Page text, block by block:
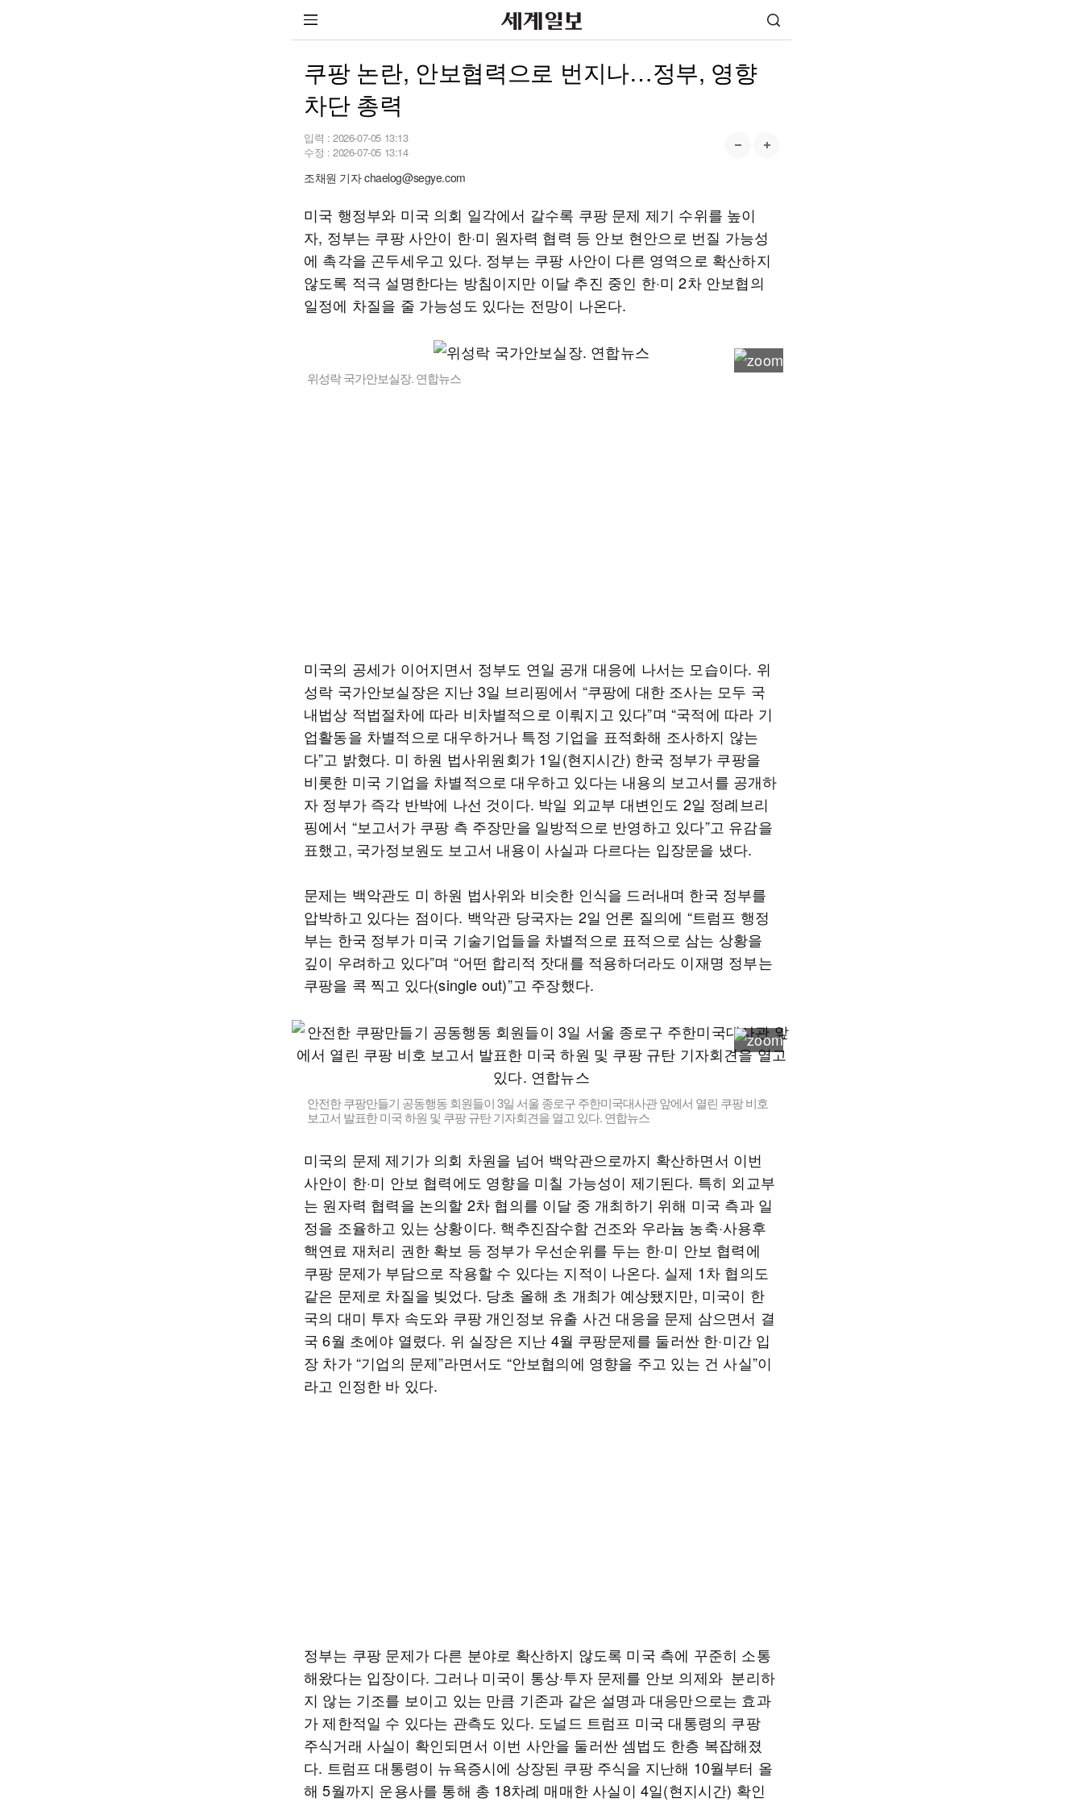
쿠팡 논란, 안보협력으로 번지나…정부, 영향
차단 총력
입력 : 2026-07-05 13:13
수정 : 2026-07-05 13:14
조채원 기자 chaelog@segye.com
미국 행정부와 미국 의회 일각에서 갈수록 쿠팡 문제 제기 수위를 높이
자, 정부는 쿠팡 사안이 한·미 원자력 협력 등 안보 현안으로 번질 가능성
에 촉각을 곤두세우고 있다. 정부는 쿠팡 사안이 다른 영역으로 확산하지
않도록 적극 설명한다는 방침이지만 이달 추진 중인 한·미 2차 안보협의
일정에 차질을 줄 가능성도 있다는 전망이 나온다.
위성락 국가안보실장. 연합뉴스
미국의 공세가 이어지면서 정부도 연일 공개 대응에 나서는 모습이다. 위
성락 국가안보실장은 지난 3일 브리핑에서 “쿠팡에 대한 조사는 모두 국
내법상 적법절차에 따라 비차별적으로 이뤄지고 있다”며 “국적에 따라 기
업활동을 차별적으로 대우하거나 특정 기업을 표적화해 조사하지 않는
다”고 밝혔다. 미 하원 법사위원회가 1일(현지시간) 한국 정부가 쿠팡을
비롯한 미국 기업을 차별적으로 대우하고 있다는 내용의 보고서를 공개하
자 정부가 즉각 반박에 나선 것이다. 박일 외교부 대변인도 2일 정례브리
핑에서 “보고서가 쿠팡 측 주장만을 일방적으로 반영하고 있다”고 유감을
표했고, 국가정보원도 보고서 내용이 사실과 다르다는 입장문을 냈다.
문제는 백악관도 미 하원 법사위와 비슷한 인식을 드러내며 한국 정부를
압박하고 있다는 점이다. 백악관 당국자는 2일 언론 질의에 “트럼프 행정
부는 한국 정부가 미국 기술기업들을 차별적으로 표적으로 삼는 상황을
깊이 우려하고 있다”며 “어떤 합리적 잣대를 적용하더라도 이재명 정부는
쿠팡을 콕 찍고 있다(single out)”고 주장했다.
안전한 쿠팡만들기 공동행동 회원들이 3일 서울 종로구 주한미국대사관 앞에서 열린 쿠팡 비호
보고서 발표한 미국 하원 및 쿠팡 규탄 기자회견을 열고 있다. 연합뉴스
미국의 문제 제기가 의회 차원을 넘어 백악관으로까지 확산하면서 이번
사안이 한·미 안보 협력에도 영향을 미칠 가능성이 제기된다. 특히 외교부
는 원자력 협력을 논의할 2차 협의를 이달 중 개최하기 위해 미국 측과 일
정을 조율하고 있는 상황이다. 핵추진잠수함 건조와 우라늄 농축·사용후
핵연료 재처리 권한 확보 등 정부가 우선순위를 두는 한·미 안보 협력에
쿠팡 문제가 부담으로 작용할 수 있다는 지적이 나온다. 실제 1차 협의도
같은 문제로 차질을 빚었다. 당초 올해 초 개최가 예상됐지만, 미국이 한
국의 대미 투자 속도와 쿠팡 개인정보 유출 사건 대응을 문제 삼으면서 결
국 6월 초에야 열렸다. 위 실장은 지난 4월 쿠팡문제를 둘러싼 한·미간 입
장 차가 “기업의 문제”라면서도 “안보협의에 영향을 주고 있는 건 사실”이
라고 인정한 바 있다.
정부는 쿠팡 문제가 다른 분야로 확산하지 않도록 미국 측에 꾸준히 소통
해왔다는 입장이다. 그러나 미국이 통상·투자 문제를 안보 의제와 분리하
지 않는 기조를 보이고 있는 만큼 기존과 같은 설명과 대응만으로는 효과
가 제한적일 수 있다는 관측도 있다. 도널드 트럼프 미국 대통령의 쿠팡
주식거래 사실이 확인되면서 이번 사안을 둘러싼 셈법도 한층 복잡해졌
다. 트럼프 대통령이 뉴욕증시에 상장된 쿠팡 주식을 지난해 10월부터 올
해 5월까지 운용사를 통해 총 18차례 매매한 사실이 4일(현지시간) 확인